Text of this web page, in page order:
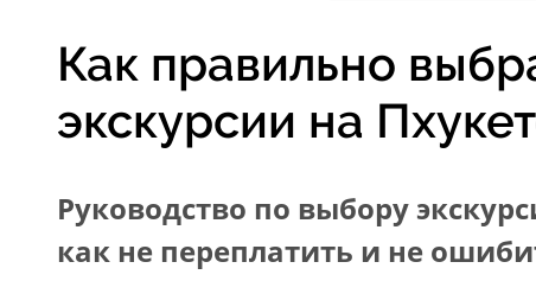
Как правильно
экскурсии на
Руководство по выбору
как не переплатить и не